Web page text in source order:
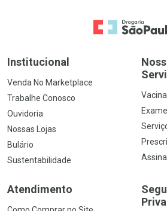
Ir para a Home
Institucional
Venda No Marketplace
Trabalhe Conosco
Ouvidoria
Nossas Lojas
Bulário
Sustentabilidade
Atendimento